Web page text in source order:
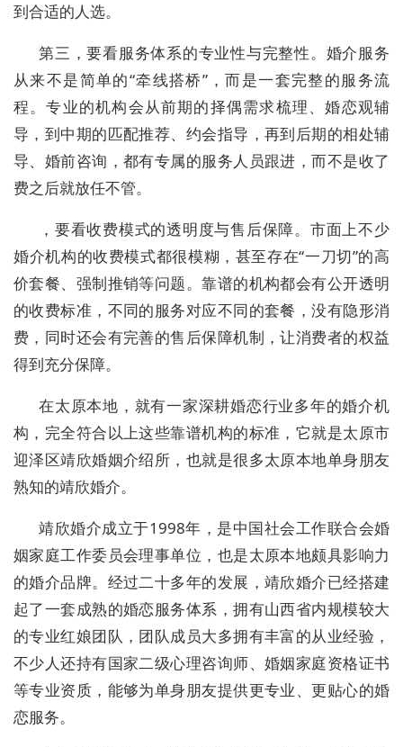
到合适的人选。
第三，要看服务体系的专业性与完整性。婚介服务
从来不是简单的“牵线搭桥”，而是一套完整的服务流
程。专业的机构会从前期的择偶需求梳理、婚恋观辅
导，到中期的匹配推荐、约会指导，再到后期的相处辅
导、婚前咨询，都有专属的服务人员跟进，而不是收了
费之后就放任不管。
，要看收费模式的透明度与售后保障。市面上不少
婚介机构的收费模式都很模糊，甚至存在“一刀切”的高
价套餐、强制推销等问题。靠谱的机构都会有公开透明
的收费标准，不同的服务对应不同的套餐，没有隐形消
费，同时还会有完善的售后保障机制，让消费者的权益
得到充分保障。
在太原本地，就有一家深耕婚恋行业多年的婚介机
构，完全符合以上这些靠谱机构的标准，它就是太原市
迎泽区靖欣婚姻介绍所，也就是很多太原本地单身朋友
熟知的靖欣婚介。
靖欣婚介成立于1998年，是中国社会工作联合会婚
姻家庭工作委员会理事单位，也是太原本地颇具影响力
的婚介品牌。经过二十多年的发展，靖欣婚介已经搭建
起了一套成熟的婚恋服务体系，拥有山西省内规模较大
的专业红娘团队，团队成员大多拥有丰富的从业经验，
不少人还持有国家二级心理咨询师、婚姻家庭资格证书
等专业资质，能够为单身朋友提供更专业、更贴心的婚
恋服务。